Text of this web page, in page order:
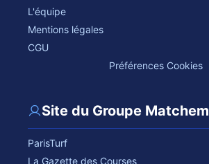
L'équipe
Mentions légales
CGU
Préférences Cookies
Site du Groupe Matchem
ParisTurf
La Gazette des Courses